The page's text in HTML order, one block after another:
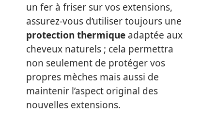
un fer à friser sur vos extensions,
assurez-vous d’utiliser toujours une
protection thermique adaptée aux
cheveux naturels ; cela permettra
non seulement de protéger vos
propres mèches mais aussi de
maintenir l’aspect original des
nouvelles extensions.